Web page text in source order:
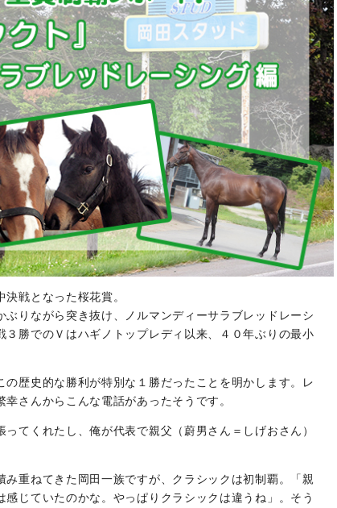
戦となった桜花賞。
りながら突き抜け、ノルマンディーサラブレッドレーシ
勝でのＶはハギノトップレディ以来、４０年ぶりの最小
歴史的な勝利が特別な１勝だったことを明かします。レ
さんからこんな電話があったそうです。
てくれたし、俺が代表で親父（蔚男さん＝しげおさん）
重ねてきた岡田一族ですが、クラシックは初制覇。「親
じていたのかな。やっぱりクラシックは違うね」。そう